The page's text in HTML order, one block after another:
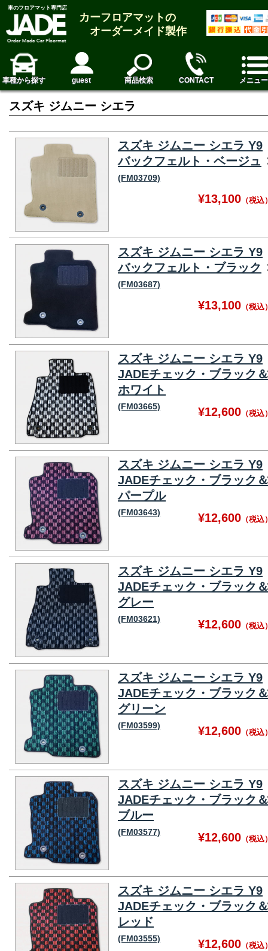
車のフロアマット専門店
カーフロアマットの
オーダーメイド製作
車種から探す guest 商品検索 CONTACT メニュー
スズキ ジムニー シエラ
スズキ ジムニー シエラ Y9
バックフェルト・ベージュ
(FM03709)
¥13,100 （税込
スズキ ジムニー シエラ Y9
バックフェルト・ブラック
(FM03687)
¥13,100 （税込
スズキ ジムニー シエラ Y9
JADEチェック・ブラック＆
ホワイト
(FM03665) ¥12,600 （税込
スズキ ジムニー シエラ Y9
JADEチェック・ブラック＆
パープル
(FM03643) ¥12,600 （税込
スズキ ジムニー シエラ Y9
JADEチェック・ブラック＆
グレー
(FM03621) ¥12,600 （税込
スズキ ジムニー シエラ Y9
JADEチェック・ブラック＆
グリーン
(FM03599) ¥12,600 （税込
スズキ ジムニー シエラ Y9
JADEチェック・ブラック＆
ブルー
(FM03577) ¥12,600 （税込
スズキ ジムニー シエラ Y9
JADEチェック・ブラック＆
レッド
(FM03555) ¥12,600 （税込